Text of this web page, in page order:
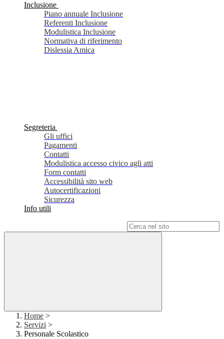
Inclusione
Piano annuale Inclusione
Referenti Inclusione
Modulistica Inclusione
Normativa di riferimento
Dislessia Amica
Segreteria
Gli uffici
Pagamenti
Contatti
Modulistica accesso civico agli atti
Form contatti
Accessibilità sito web
Autocertificazioni
Sicurezza
Info utili
Home >
Servizi >
Personale Scolastico